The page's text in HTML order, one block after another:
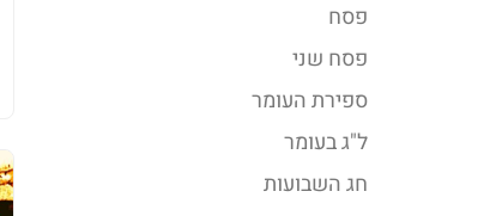
פסח
פסח שני
ספירת העומר
ל"ג בעומר
חג השבועות